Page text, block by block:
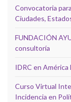
Convocatoria
Ciudades,
FUNDACIÓN
consultoría
IDRC en
Curso Virtual
Incidencia en